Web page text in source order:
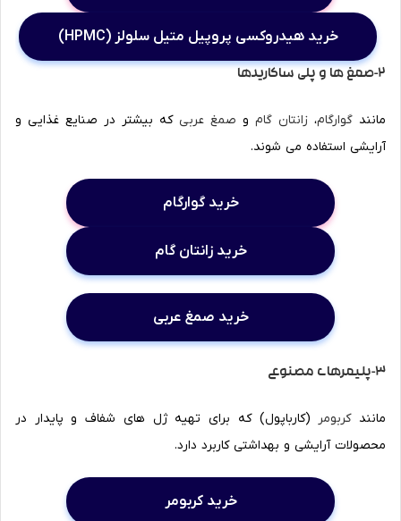
خرید هیدروکسی پروپیل متیل سلولز (HPMC)
2-صمغ ها و پلی ساکاریدها
مانند گوارگام، زانتان گام و صمغ عربی که بیشتر در صنایع غذایی و
آرایشی استفاده می شوند.
خرید گوارگام
خرید زانتان گام
خرید صمغ عربی
3-پلیمرهای مصنوعی
مانندکربومر (کارباپول) که برای تهیه ژل های شفاف و پایدار در
محصولات آرایشی و بهداشتی کاربرد دارد.
خرید کربومر